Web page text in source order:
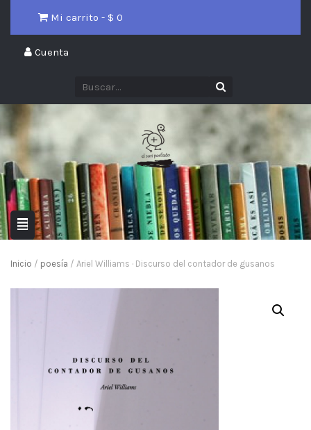
Mi carrito - $ 0
Cuenta
Inicio / poesía / Ariel Williams · Discurso del contador de gusanos